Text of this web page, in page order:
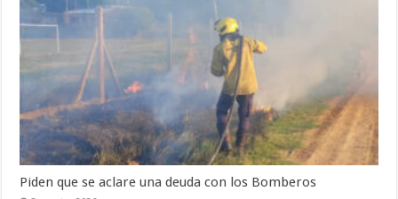
Piden que se aclare una deuda con los Bomberos